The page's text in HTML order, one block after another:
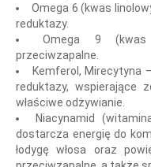
Omega 6 (kwas
reduktazy.
Omega 9
przeciwzapalne.
Kemferol, Mirecytyna
reduktazy, wspierające
właściwe odżywianie.
Niacynamid
dostarcza energię do
łodygę włosa oraz